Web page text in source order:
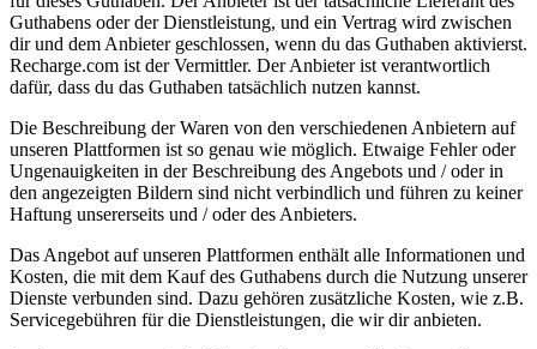
Guthabens oder der Dienstleistung, und ein Vertrag wird zwischen
dir und dem Anbieter geschlossen, wenn du das Guthaben aktivierst.
Recharge.com ist der Vermittler. Der Anbieter ist verantwortlich
dafür, dass du das Guthaben tatsächlich nutzen kannst.
Die Beschreibung der Waren von den verschiedenen Anbietern auf
unseren Plattformen ist so genau wie möglich. Etwaige Fehler oder
Ungenauigkeiten in der Beschreibung des Angebots und / oder in
den angezeigten Bildern sind nicht verbindlich und führen zu keiner
Haftung unsererseits und / oder des Anbieters.
Das Angebot auf unseren Plattformen enthält alle Informationen und
Kosten, die mit dem Kauf des Guthabens durch die Nutzung unserer
Dienste verbunden sind. Dazu gehören zusätzliche Kosten, wie z.B.
Servicegebühren für die Dienstleistungen, die wir dir anbieten.